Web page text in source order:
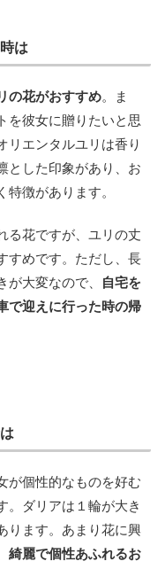
は
の花がおすすめ。ま
を彼女に贈りたいと思
リエンタルユリは香り
とした印象があり、お
徴があります。
る花ですが、ユリの丈
すめです。ただし、長
大変なので、
自宅を
で迎えに行った時の帰
が個性的なものを好む
。ダリアは１輪が大き
ります。あまり花に興
綺麗で個性あふれるお